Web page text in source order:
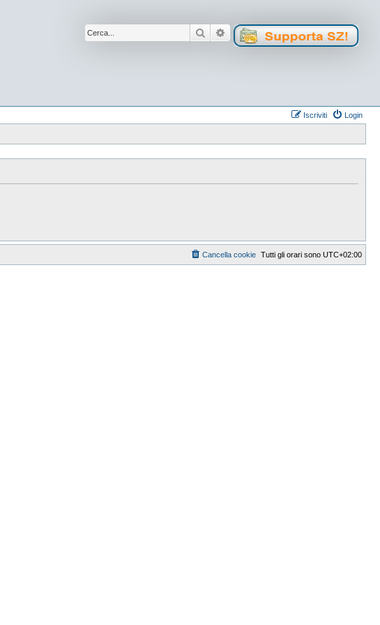
Cerca Ricerca avanzata
Login
Iscriviti
Tutti gli orari sono UTC+02:00
Cancella cookie